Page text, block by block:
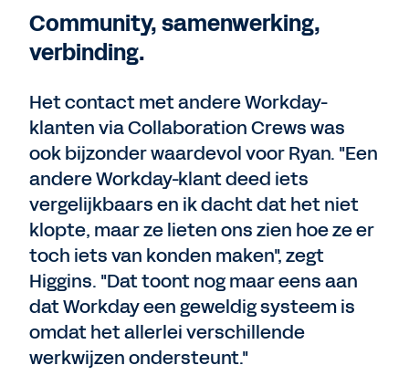
Community, samenwerking,
verbinding.
Het contact met andere Workday-
klanten via Collaboration Crews was
ook bijzonder waardevol voor Ryan. "Een
andere Workday-klant deed iets
vergelijkbaars en ik dacht dat het niet
klopte, maar ze lieten ons zien hoe ze er
toch iets van konden maken", zegt
Higgins. "Dat toont nog maar eens aan
dat Workday een geweldig systeem is
omdat het allerlei verschillende
werkwijzen ondersteunt."